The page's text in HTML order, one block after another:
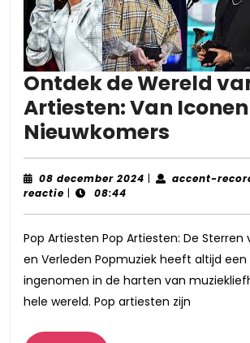
Ontdek de Wereld
Artiesten: Van
Nieuwkomers
de
Wereld
Pop
Van
Iconen
08 december 2024 08
| accent-
reactie | 08:44
Pop Artiesten Pop Artiesten: De Sterren
en Verleden Popmuziek heeft altijd
ingenomen in de harten van
hele wereld. Pop artiesten zijn